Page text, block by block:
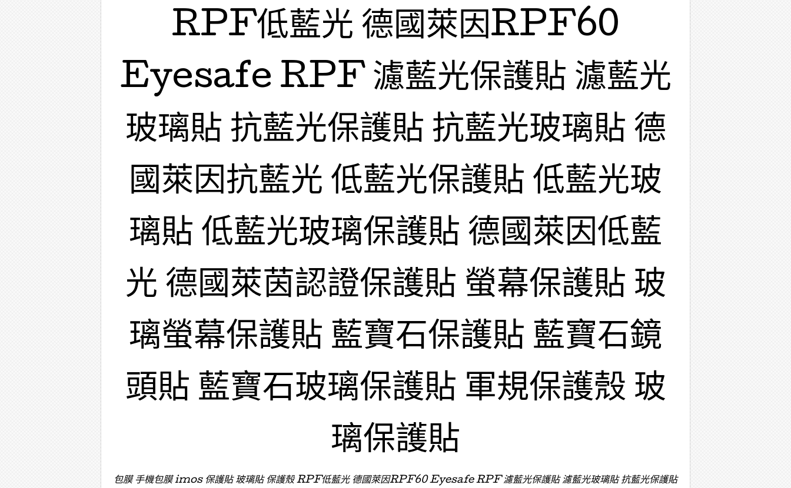
RPF低藍光 德國萊因RPF60
Eyesafe RPF 濾藍光保護貼 濾藍光
玻璃貼 抗藍光保護貼 抗藍光玻璃貼 德
國萊因抗藍光 低藍光保護貼 低藍光玻
璃貼 低藍光玻璃保護貼 德國萊因低藍
光 德國萊茵認證保護貼 螢幕保護貼 玻
璃螢幕保護貼 藍寶石保護貼 藍寶石鏡
頭貼 藍寶石玻璃保護貼 軍規保護殼 玻
璃保護貼
包膜 手機包膜 imos 保護貼 玻璃貼 保護殼 RPF低藍光 德國萊因RPF60 Eyesafe RPF 濾藍光保護貼 濾藍光玻璃貼 抗藍光保護貼